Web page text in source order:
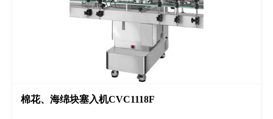
棉花、海绵块塞入机CVC1118F